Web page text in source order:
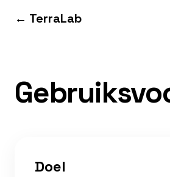
← TerraLab
Doel